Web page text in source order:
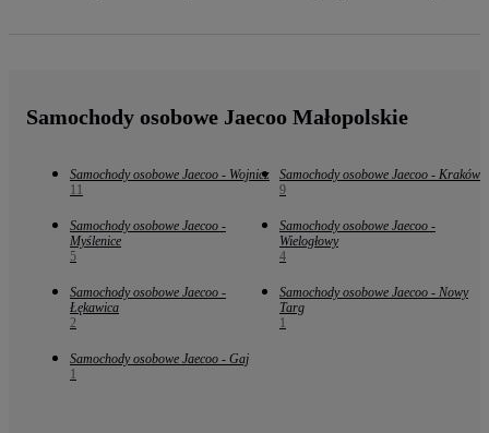
Samochody osobowe Jaecoo Małopolskie
Samochody osobowe Jaecoo - Wojnicz
11
Samochody osobowe Jaecoo - Kraków
9
Samochody osobowe Jaecoo -
Myślenice
5
Samochody osobowe Jaecoo -
Wielogłowy
4
Samochody osobowe Jaecoo -
Łękawica
2
Samochody osobowe Jaecoo - Nowy
Targ
1
Samochody osobowe Jaecoo - Gaj
1